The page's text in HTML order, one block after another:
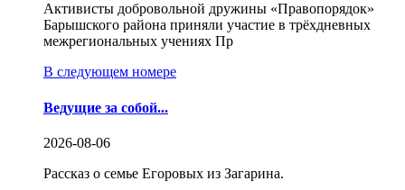
Активисты добровольной дружины «Правопорядок»
Барышского района приняли участие в трёхдневных
межрегиональных учениях Пр
В следующем номере
Ведущие за собой...
2026-08-06
Рассказ о семье Егоровых из Загарина.